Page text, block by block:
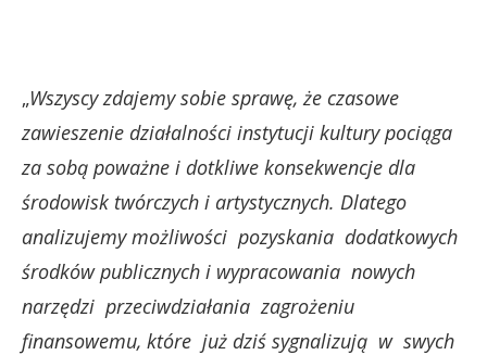
„Wszyscy zdajemy sobie sprawę, że czasowe
zawieszenie działalności instytucji kultury pociąga
za sobą poważne i dotkliwe konsekwencje dla
środowisk twórczych i artystycznych. Dlatego
analizujemy możliwości pozyskania dodatkowych
środków publicznych i wypracowania nowych
narzędzi przeciwdziałania zagrożeniu
finansowemu, które już dziś sygnalizują w swych